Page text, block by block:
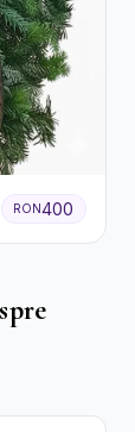
RON400